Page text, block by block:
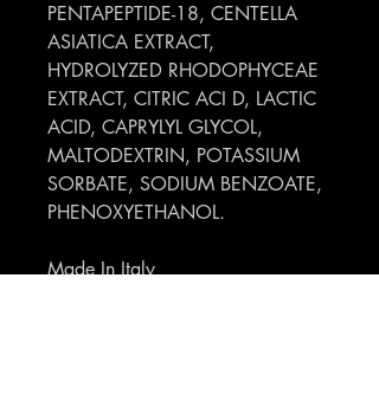
PENTAPEPTIDE-18, CENTELLA
ASIATICA EXTRACT,
HYDROLYZED RHODOPHYCE­AE
EXTRACT, CITRIC ACI D, LACTIC
ACID, CAPRYLYL GLYCOL,
MALTODEXTRIN, POTASSIUM
SORBATE, SODIUM BENZOATE,
PHENOXYETHANOL.
Made In Italy